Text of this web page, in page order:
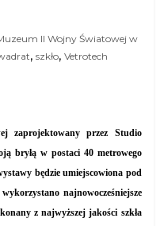
II Wojny Światowej w
,szkło,Vetrotech
zaprojektowany przez Studio
bryłą w postaci 40 metrowego
będzie umiejscowiona pod
najnowocześniejsze
z najwyższej jakości szkła